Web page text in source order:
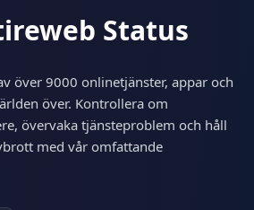
Status
över 9000 onlinetjänster, appar och
över. Kontrollera om
övervaka tjänsteproblem och håll
med vår omfattande